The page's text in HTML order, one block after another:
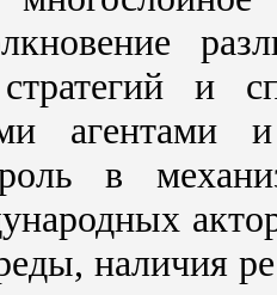
и
агентами
в
наличия